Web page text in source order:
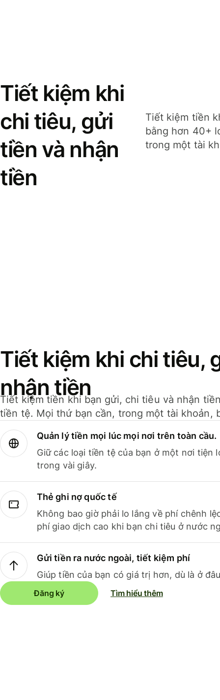
Tiết kiệm khi
chi tiêu, gửi
tiền và nhận
tiền
Tiết kiệm tiền
bằng hơn 40+
trong một tài
Tiết kiệm khi chi tiêu,
nhận tiền
Tiết kiệm tiền khi bạn gửi, chi tiêu và nhận
tiền tệ. Mọi thứ bạn cần, trong một tài khoản,
Quản lý tiền mọi lúc mọi nơi trên toàn cầu.
Giữ các loại tiền tệ của bạn ở một nơi tiện
trong vài giây.
Thẻ ghi nợ quốc tế
Không bao giờ phải lo lắng về phí chênh
phí giao dịch cao khi bạn chi tiêu ở nước
Gửi tiền ra nước ngoài, tiết kiệm phí
Giúp tiền của bạn có giá trị hơn, dù là ở
Đăng ký Tìm hiểu thêm